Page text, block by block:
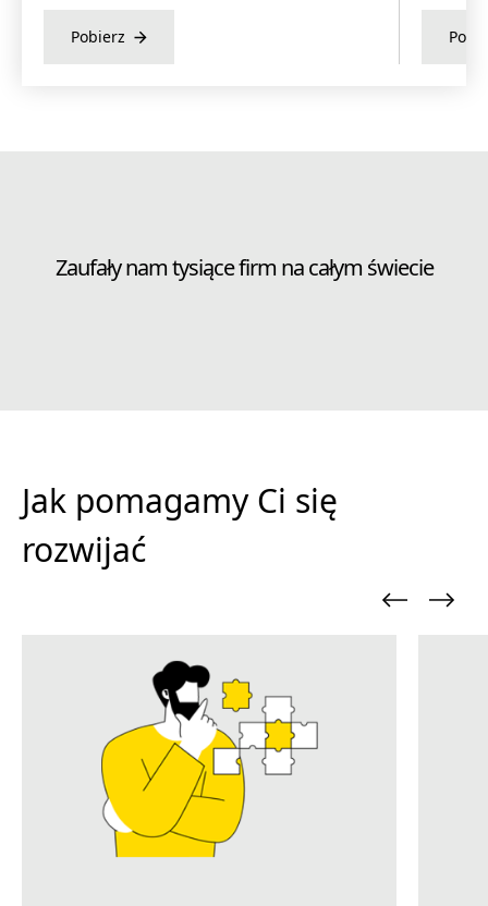
Pobierz
Zaufały nam tysiące firm na całym świecie
Jak pomagamy Ci się
rozwijać